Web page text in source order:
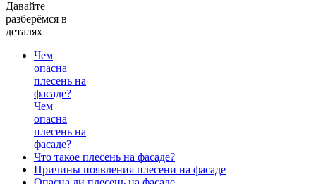
Давайте
разберёмся в
деталях
Чем
опасна
плесень на
фасаде?
Чем
опасна
плесень на
фасаде?
Что такое плесень на фасаде?
Причины появления плесени на фасаде